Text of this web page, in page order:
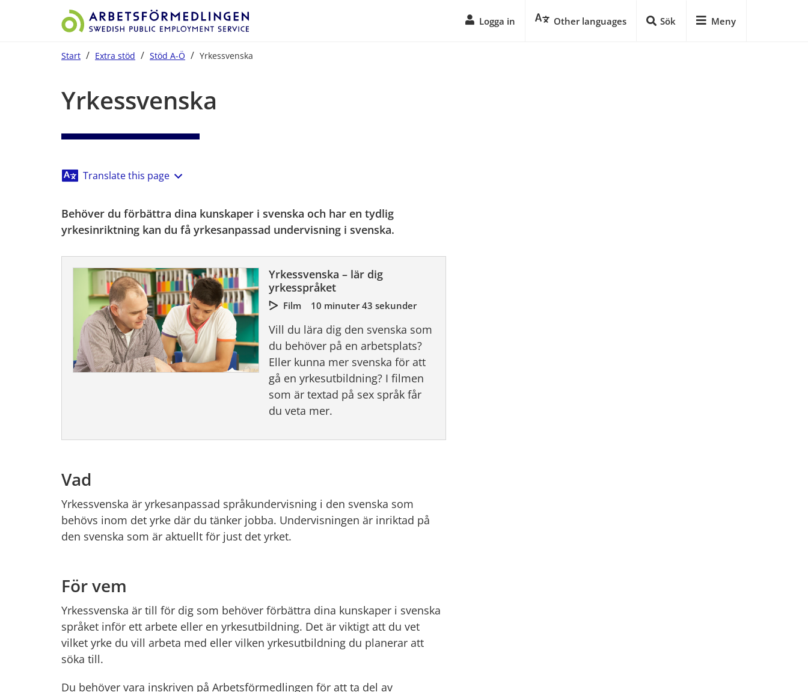
Logga in Other languages Sök Meny
Start / Extra stöd / Stöd A-Ö / Yrkessvenska
Yrkessvenska
Translate this page
Behöver du förbättra dina kunskaper i svenska och har en tydlig
yrkesinriktning kan du få yrkesanpassad undervisning i svenska.
Yrkessvenska – lär dig
yrkesspråket
Film 10 minuter 43 sekunder
Vill du lära dig den svenska som
du behöver på en arbetsplats?
Eller kunna mer svenska för att
gå en yrkesutbildning? I filmen
som är textad på sex språk får
du veta mer.
Vad
Yrkessvenska är yrkesanpassad språkundervisning i den svenska som
behövs inom det yrke där du tänker jobba. Undervisningen är inriktad på
den svenska som är aktuellt för just det yrket.
För vem
Yrkessvenska är till för dig som behöver förbättra dina kunskaper i svenska
språket inför ett arbete eller en yrkesutbildning. Det är viktigt att du vet
vilket yrke du vill arbeta med eller vilken yrkesutbildning du planerar att
söka till.
Du behöver vara inskriven på Arbetsförmedlingen för att ta del av